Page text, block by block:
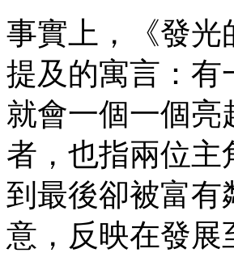
事實上，《發光
提及的寓言：有
就會一個一個亮
者，也指兩位主
到最後卻被富有
意，反映在發展